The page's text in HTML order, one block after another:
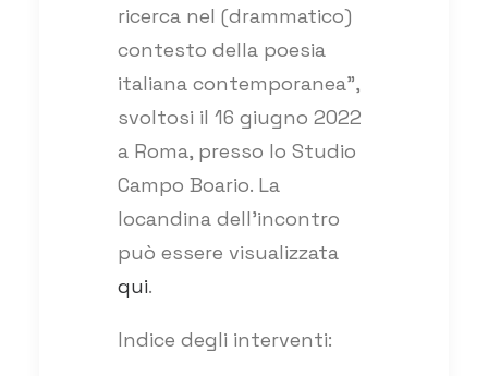
ricerca nel (drammatico)
contesto della poesia
italiana contemporanea”,
svoltosi il 16 giugno 2022
a Roma, presso lo Studio
Campo Boario. La
locandina dell’incontro
può essere visualizzata
qui.
Indice degli interventi: